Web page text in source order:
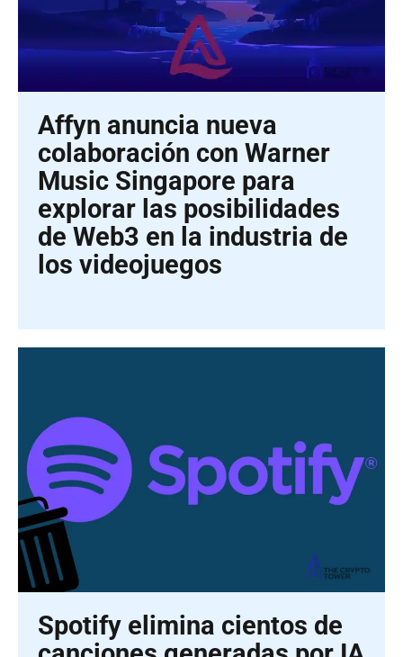
Affyn anuncia nueva
colaboración con Warner
Music Singapore para
explorar las posibilidades
de Web3 en la industria de
los videojuegos
Spotify elimina cientos de